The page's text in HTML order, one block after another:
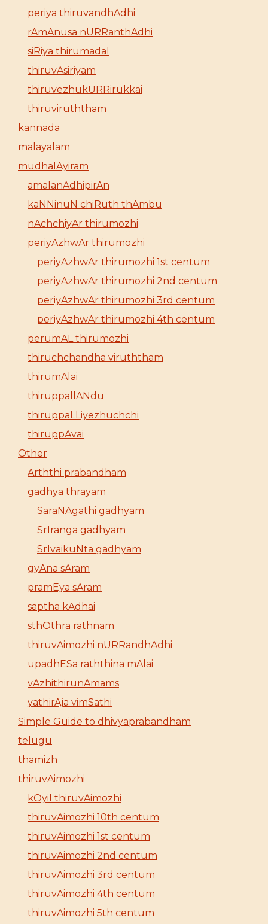
periya thiruvandhAdhi
rAmAnusa nURRanthAdhi
siRiya thirumadal
thiruvAsiriyam
thiruvezhukURRirukkai
thiruviruththam
kannada
malayalam
mudhalAyiram
amalanAdhipirAn
kaNNinuN chiRuth thAmbu
nAchchiyAr thirumozhi
periyAzhwAr thirumozhi
periyAzhwAr thirumozhi 1st centum
periyAzhwAr thirumozhi 2nd centum
periyAzhwAr thirumozhi 3rd centum
periyAzhwAr thirumozhi 4th centum
perumAL thirumozhi
thiruchchandha viruththam
thirumAlai
thiruppallANdu
thiruppaLLiyezhuchchi
thiruppAvai
Other
Arththi prabandham
gadhya thrayam
SaraNAgathi gadhyam
SrIranga gadhyam
SrIvaikuNta gadhyam
gyAna sAram
pramEya sAram
saptha kAdhai
sthOthra rathnam
thiruvAimozhi nURRandhAdhi
upadhESa raththina mAlai
vAzhithirunAmams
yathirAja vimSathi
Simple Guide to dhivyaprabandham
telugu
thamizh
thiruvAimozhi
kOyil thiruvAimozhi
thiruvAimozhi 10th centum
thiruvAimozhi 1st centum
thiruvAimozhi 2nd centum
thiruvAimozhi 3rd centum
thiruvAimozhi 4th centum
thiruvAimozhi 5th centum